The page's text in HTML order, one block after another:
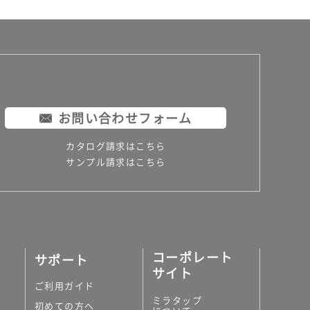
お問い合わせフォーム
カタログ請求はこちら
サンプル請求はこちら
サポート
ご利用ガイド
初めての方へ
コーポレート
サイト
ミラタップ